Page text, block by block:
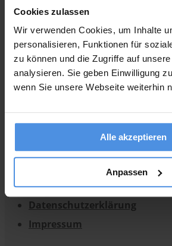
Cookies zulassen
Wir verwenden Cookies, um Inhalte
personalisieren, Funktionen für
zu können und die Zugriffe auf
analysieren. Sie geben Einwilligung
wenn Sie unsere Webseite weiterhin
Alle akzeptieren
Anpassen
E-Mail: support@sevdesk.com
Internet: www.sevdesk.de
Geschäftsführer:
Bruno Vaffier
Registergericht: Amtsgericht
Umsatzsteuer-
Umsatzsteuervoranmeldung
Datenschutzerklärung
Impressum